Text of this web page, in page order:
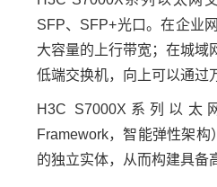
SFP、SFP+光口。在企业
大容量的上行带宽；在城域
低端交换机，向上可以通过
H3C S7000X系列以太
Framework，智能弹性架
的独立实体，从而构建具备